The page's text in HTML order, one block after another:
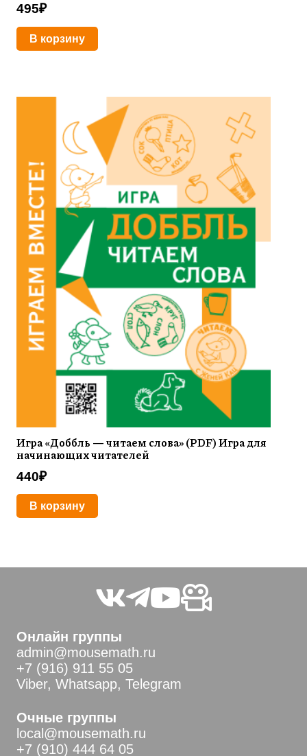
495₽
В корзину
Игра «Доббль — читаем слова» (PDF) Игра для
начинающих читателей
440₽
В корзину
Онлайн группы
admin@mousemath.ru
+7 (916) 911 55 05
Viber, Whatsapp, Telegram
Очные группы
local@mousemath.ru
+7 (910) 444 64 05